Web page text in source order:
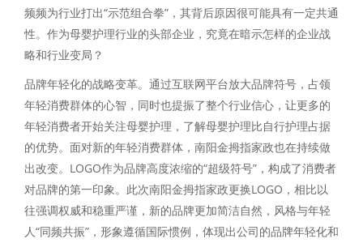
频频为行业打出“示范组合拳”，其背后原因很可能具有一定共通
性。作为母婴护理行业的头部企业，究竟在暗示怎样的企业战
略和行业变局？
品牌年轻化的战略变革。通过互联网平台放大品牌符号，占领
年轻消费群体的心智，同时也提振了整个行业信心，让更多的
年轻消费者开始关注母婴护理，了解母婴护理比自行护理占据
的优势。面对新的年轻消费群体，南阳金拇指家政也在持续做
出改变。LOGO作为品牌高度浓缩的“超级符号”，构成了消费者
对品牌的第一印象。此次南阳金拇指家政更换LOGO，相比以
往强调权威和稳重严谨，新的品牌更加简洁自然，风格与年轻
人“同频共振”，形象遵循国际惯例，体现出公司的品牌年轻化和